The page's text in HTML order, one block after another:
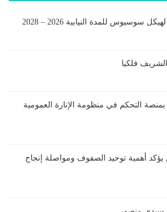
للمدة النيابية 2026 – 2028
فلكيا
بمنصة التحكم في منظومة الإنارة العمومية
أهمية توحيد الصفوف ومواصلة إنجاح